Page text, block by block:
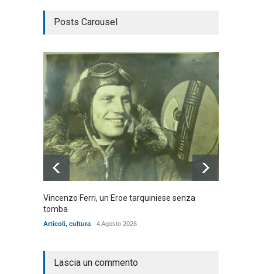
Posts Carousel
Vincenzo Ferri, un Eroe tarquiniese senza
tomba
Articoli, cultura 4 Agosto 2026
Lascia un commento